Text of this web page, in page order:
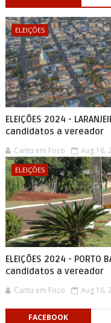
ELEIÇÕES
ELEIÇÕES 2024 -
candidatos a vereador
Cantu em Foco Aug 16,
ELEIÇÕES
ELEIÇÕES 2024 -
candidatos a vereador
Cantu em Foco Aug 16,
FACEBOOK